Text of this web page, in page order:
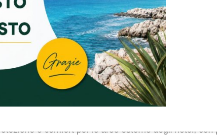
esterni, con una specializzazione nel fornire
Torino, offriamo prodotti resistenti e dal design
e comfort per le aree esterne degli hotel,